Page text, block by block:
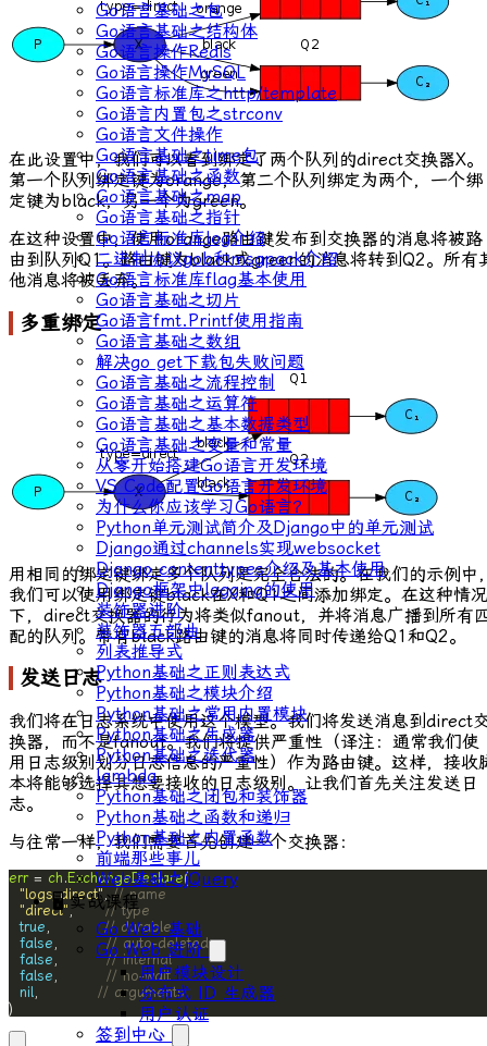
Go语言基础之包
Go语言基础之结构体
Go语言操作Redis
Go语言操作MySQL
Go语言标准库之http/template
Go语言内置包之strconv
Go语言文件操作
Go语言基础之time包
Go语言基础之函数
Go语言基础之map
Go语言基础之指针
Go语言标准库log介绍
二进制协议gob和msgpack介绍
Go语言标准库flag基本使用
Go语言基础之切片
Go语言fmt.Printf使用指南
Go语言基础之数组
解决go get下载包失败问题
Go语言基础之流程控制
Go语言基础之运算符
Go语言基础之基本数据类型
Go语言基础之变量和常量
从零开始搭建Go语言开发环境
VS Code配置Go语言开发环境
为什么你应该学习Go语言？
Python单元测试简介及Django中的单元测试
Django通过channels实现websocket
Django contenttypes介绍及基本使用
Django框架中logging的使用
装饰器进阶
装饰器五部曲
列表推导式
Python基础之正则表达式
Python基础之模块介绍
Python基础之常用内置模块
Python基础之生成器
Python基础之迭代器
lambda
Python基础之闭包和装饰器
Python基础之函数和递归
Python基础之内置函数
前端那些事儿
Web基础之jQuery
🖥 实战课程
Go Web 基础
Go Web 进阶
用户模块设计
分布式 ID ⽣成器
⽤户认证
签到中心
在此设置中，我们可以看到绑定了两个队列的direct交换器X。
第一个队列绑定键为orange，第二个队列绑定为两个，一个绑
定键为 black，另一个为green。
在这种设置中，使用orange路由键发布到交换器的消息将被路
由到队列Q1。路由键为black或green的消息将转到 Q2。所有
他消息将被丢弃。
多重绑定
用相同的绑定键绑定多个队列是完全合法的。在我们的示例中
我们可以使用绑定键black在X和Q1之间添加绑定。在这种情况
下， direct交换器的行为将类似fanout，并将消息广播到所有
配的队列。带有black路由键的消息将同时传递给Q1 和Q2。
发送日志
我们将在日志系统中使用这个模型。我们将发送消息到 direct
换器，而不是fanout。我们将提供严重性（译注：通常我们使
用日志级别划分日志信息的严重性）作为路由键。这样，接收
本将能够选择其想要接收的日志级别。让我们首先关注发送日
志。
与往常一样，我们需要首先创建一个交换器：
err = ch .ExchangeDeclare
"logs_direct" , // name
"direct" , // type
true , // durable
false , // auto-deleted
false , // internal
false , // no-wait
nil, // arguments
)